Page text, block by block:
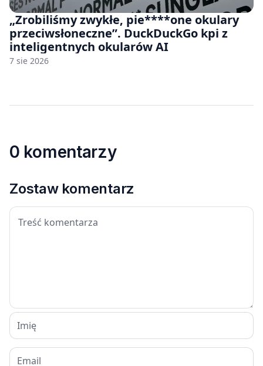
„Zrobiliśmy zwykłe, pie****one okulary
przeciwsłoneczne”. DuckDuckGo kpi z
inteligentnych okularów AI
7 sie 2026
0 komentarzy
Zostaw komentarz